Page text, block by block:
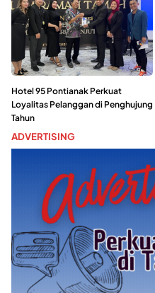
Hotel 95 Pontianak Perkuat
Loyalitas Pelanggan di Penghujung
Tahun
ADVERTISING